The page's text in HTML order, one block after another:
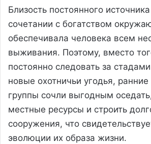
Близость постоянного
сочетании с богатством
обеспечивала человека всем
выживания. Поэтому, вместо
постоянно следовать за
новые охотничьи угодья,
группы сочли выгодным
местные ресурсы и строить
сооружения, что
эволюции их образа жизни.